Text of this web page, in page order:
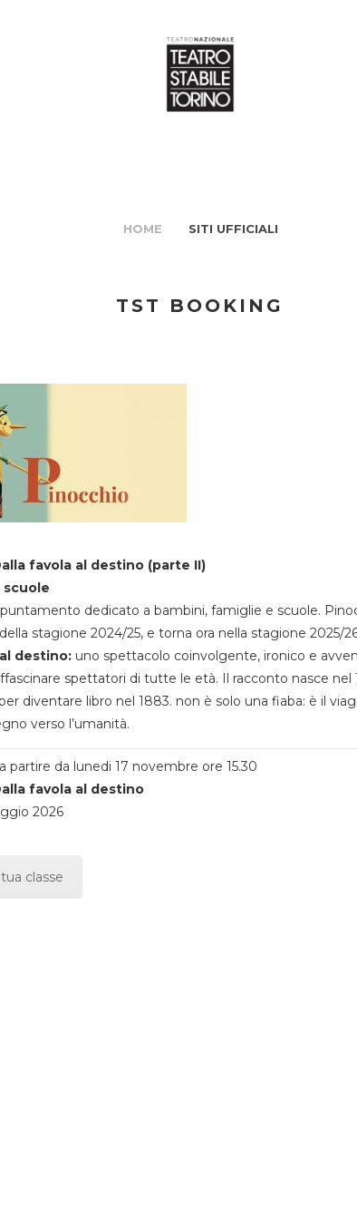
HOME SITI UFFICIALI
TST BOOKING
favola al destino (parte II)
dedicato a bambini, famiglie e scuole.
stagione 2024/25, e torna ora nella stagione 2025/
destino:uno spettacolo coinvolgente, ironico e
spettatori di tutte le età. Il racconto nasce nel
diventare libro nel 1883. non è solo una fiaba: è il
verso l’umanità.
partire da lunedi 17 novembre ore 15.30
favola al destino
2026
classe